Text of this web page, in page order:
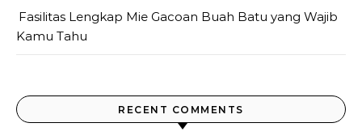
Fasilitas Lengkap Mie Gacoan Buah Batu yang Wajib
Kamu Tahu
RECENT COMMENTS